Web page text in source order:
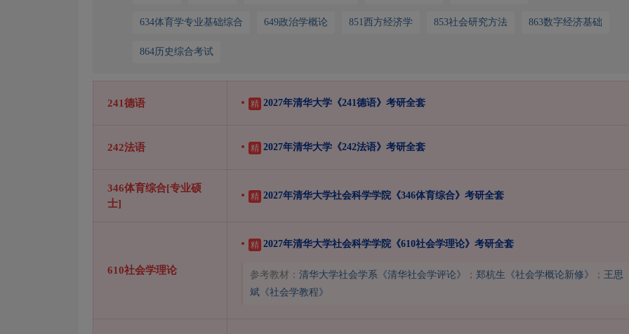
634体育学专业基础综合 649政治学概论 851西方经济学 853社会研究方法 863数字经济基础
864历史综合考试
241德语 精 2027年清华大学《241德语》考研全套
242法语 精 2027年清华大学《242法语》考研全套
346体育综合[专业硕
士]
精 2027年清华大学社会科学学院《346体育综合》考研全套
610社会学理论
精 2027年清华大学社会科学学院《610社会学理论》考研全套
参考教材： 清华大学社会学系《清华社会学评论》 ； 郑杭生《社会学概论新修》 ； 王思
斌《社会学教程》